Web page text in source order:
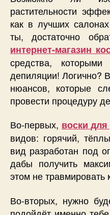
растительности
как в лучших
ты, достаточно
интернет-магазин
средства,
депиляции! Логично?
нюансов, которые
провести процедуру
Во-первых, воски
видов: горячий,
вид разработан под
дабы получить
этом не травмировать
Во-вторых, нужно